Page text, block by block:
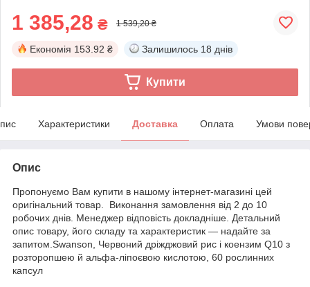
1 385,28 ₴ 1 539,20 ₴
Економія 153.92 ₴ Залишилось 18 днів
Купити
Характеристики Доставка Оплата Умови
Опис
Пропонуємо Вам купити в нашому інтернет-магазині цей
оригінальний товар. Виконання замовлення від 2 до 10
робочих днів. Менеджер відповість докладніше. Детальний
опис товару, його складу та характеристик — надайте за
запитом.Swanson, Червоний дріжджовий рис і коензим Q10 з
розторопшею й альфа-ліпоєвою кислотою, 60 рослинних
капсул